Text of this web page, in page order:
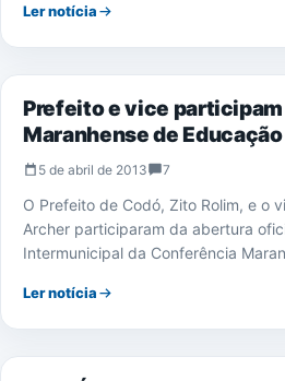
Ler notícia
EDUCAÇÃO
Prefeito e vice
Maranhense de Educação
5 de abril de 2013 7
O Prefeito de Codó, Zito Rolim, e o
Archer participaram da abertura
Intermunicipal da Conferência
Ler notícia
NOTÍCIAS